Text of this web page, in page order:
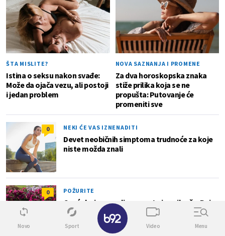
ŠTA MISLITE?
Istina o seksu nakon svađe:
Može da ojača vezu, ali postoji
i jedan problem
NOVA SAZNANJA I PROMENE
Za dva horoskopska znaka
stiže prilika koja se ne
propušta: Putovanje će
promeniti sve
0 NEKI ĆE VAS IZNENADITI
Devet neobičnih simptoma trudnoće za koje
niste možda znali
0 POŽURITE
Cveće koje se sadi u avgustu je najlepše: Buja
sve do zime, a ne zahteva previše
Novo Sport Video Menu
✕